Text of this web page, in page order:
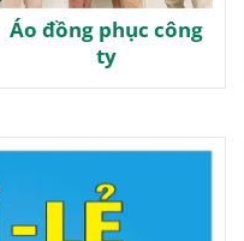
Áo đồng phục công
ty